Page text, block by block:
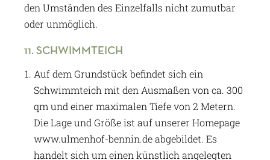
den Umständen des Einzelfalls nicht zumutbar
oder unmöglich.
11. SCHWIMMTEICH
Auf dem Grundstück befindet sich ein
Schwimmteich mit den Ausmaßen von ca. 300
qm und einer maximalen Tiefe von 2 Metern.
Die Lage und Größe ist auf unserer Homepage
www.ulmenhof-bennin.de abgebildet. Es
handelt sich um einen künstlich angelegten